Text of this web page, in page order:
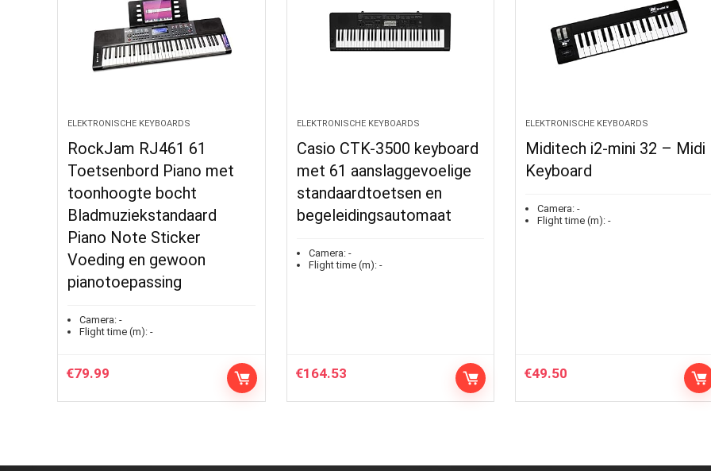
ELEKTRONISCHE KEYBOARDS
RockJam RJ461 61
Toetsenbord Piano met
toonhoogte bocht
Bladmuziekstandaard
Piano Note Sticker
Voeding en gewoon
pianotoepassing
Camera: -
Flight time (m): -
€79.99
ELEKTRONISCHE KEYBOARDS
Casio CTK-3500 keyboard
met 61 aanslaggevoelige
standaardtoetsen en
begeleidingsautomaat
Camera:-
Flight time (m):-
€164.53
ELEKTRONISCHE KEYBOARDS
Miditech i2-mini 32 – Midi
Keyboard
Camera: -
Flight time (m): -
€49.50